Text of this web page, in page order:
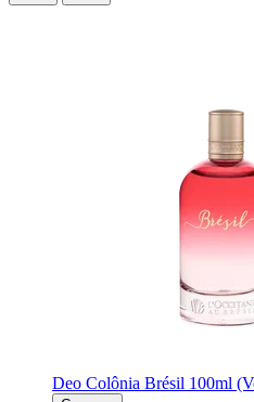
Deo Colônia Brésil 100ml